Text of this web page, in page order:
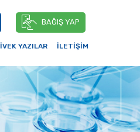
BAĞIŞ YAP
İVEK YAZILAR İLETİŞİM